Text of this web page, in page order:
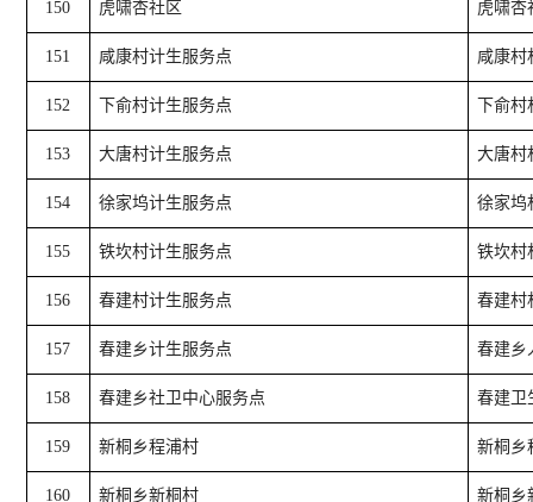
150 虎啸杏社区 虎啸杏
151 咸康村计生服务点 咸康村
152 下俞村计生服务点 下俞
153 大唐村计生服务点 大唐村
154 徐家坞计生服务点 徐家坞
155 铁坎村计生服务点 铁坎村
156 春建村计生服务点 春建村
157 春建乡计生服务点 春建乡
158 春建乡社卫中心服务点 春建卫
159 新桐乡程浦村 新桐乡
160 新桐乡新桐村 新桐乡